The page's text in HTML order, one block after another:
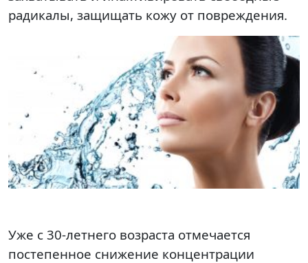
радикалы, защищать кожу от повреждения.
Уже с 30-летнего возраста отмечается
постепенное снижение концентрации